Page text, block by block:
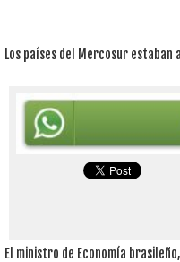
Los países del Mercosur
El ministro de Economía